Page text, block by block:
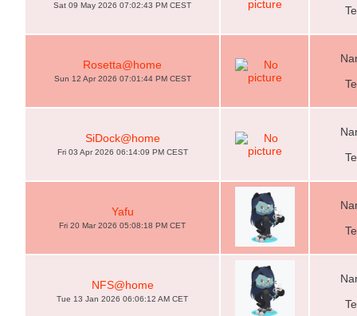
Sat 09 May 2026 07:02:43 PM CEST
Rosetta@home
Sun 12 Apr 2026 07:01:44 PM CEST
SiDock@home
Fri 03 Apr 2026 06:14:09 PM CEST
Yafu
Fri 20 Mar 2026 05:08:18 PM CET
NFS@home
Tue 13 Jan 2026 06:06:12 AM CET